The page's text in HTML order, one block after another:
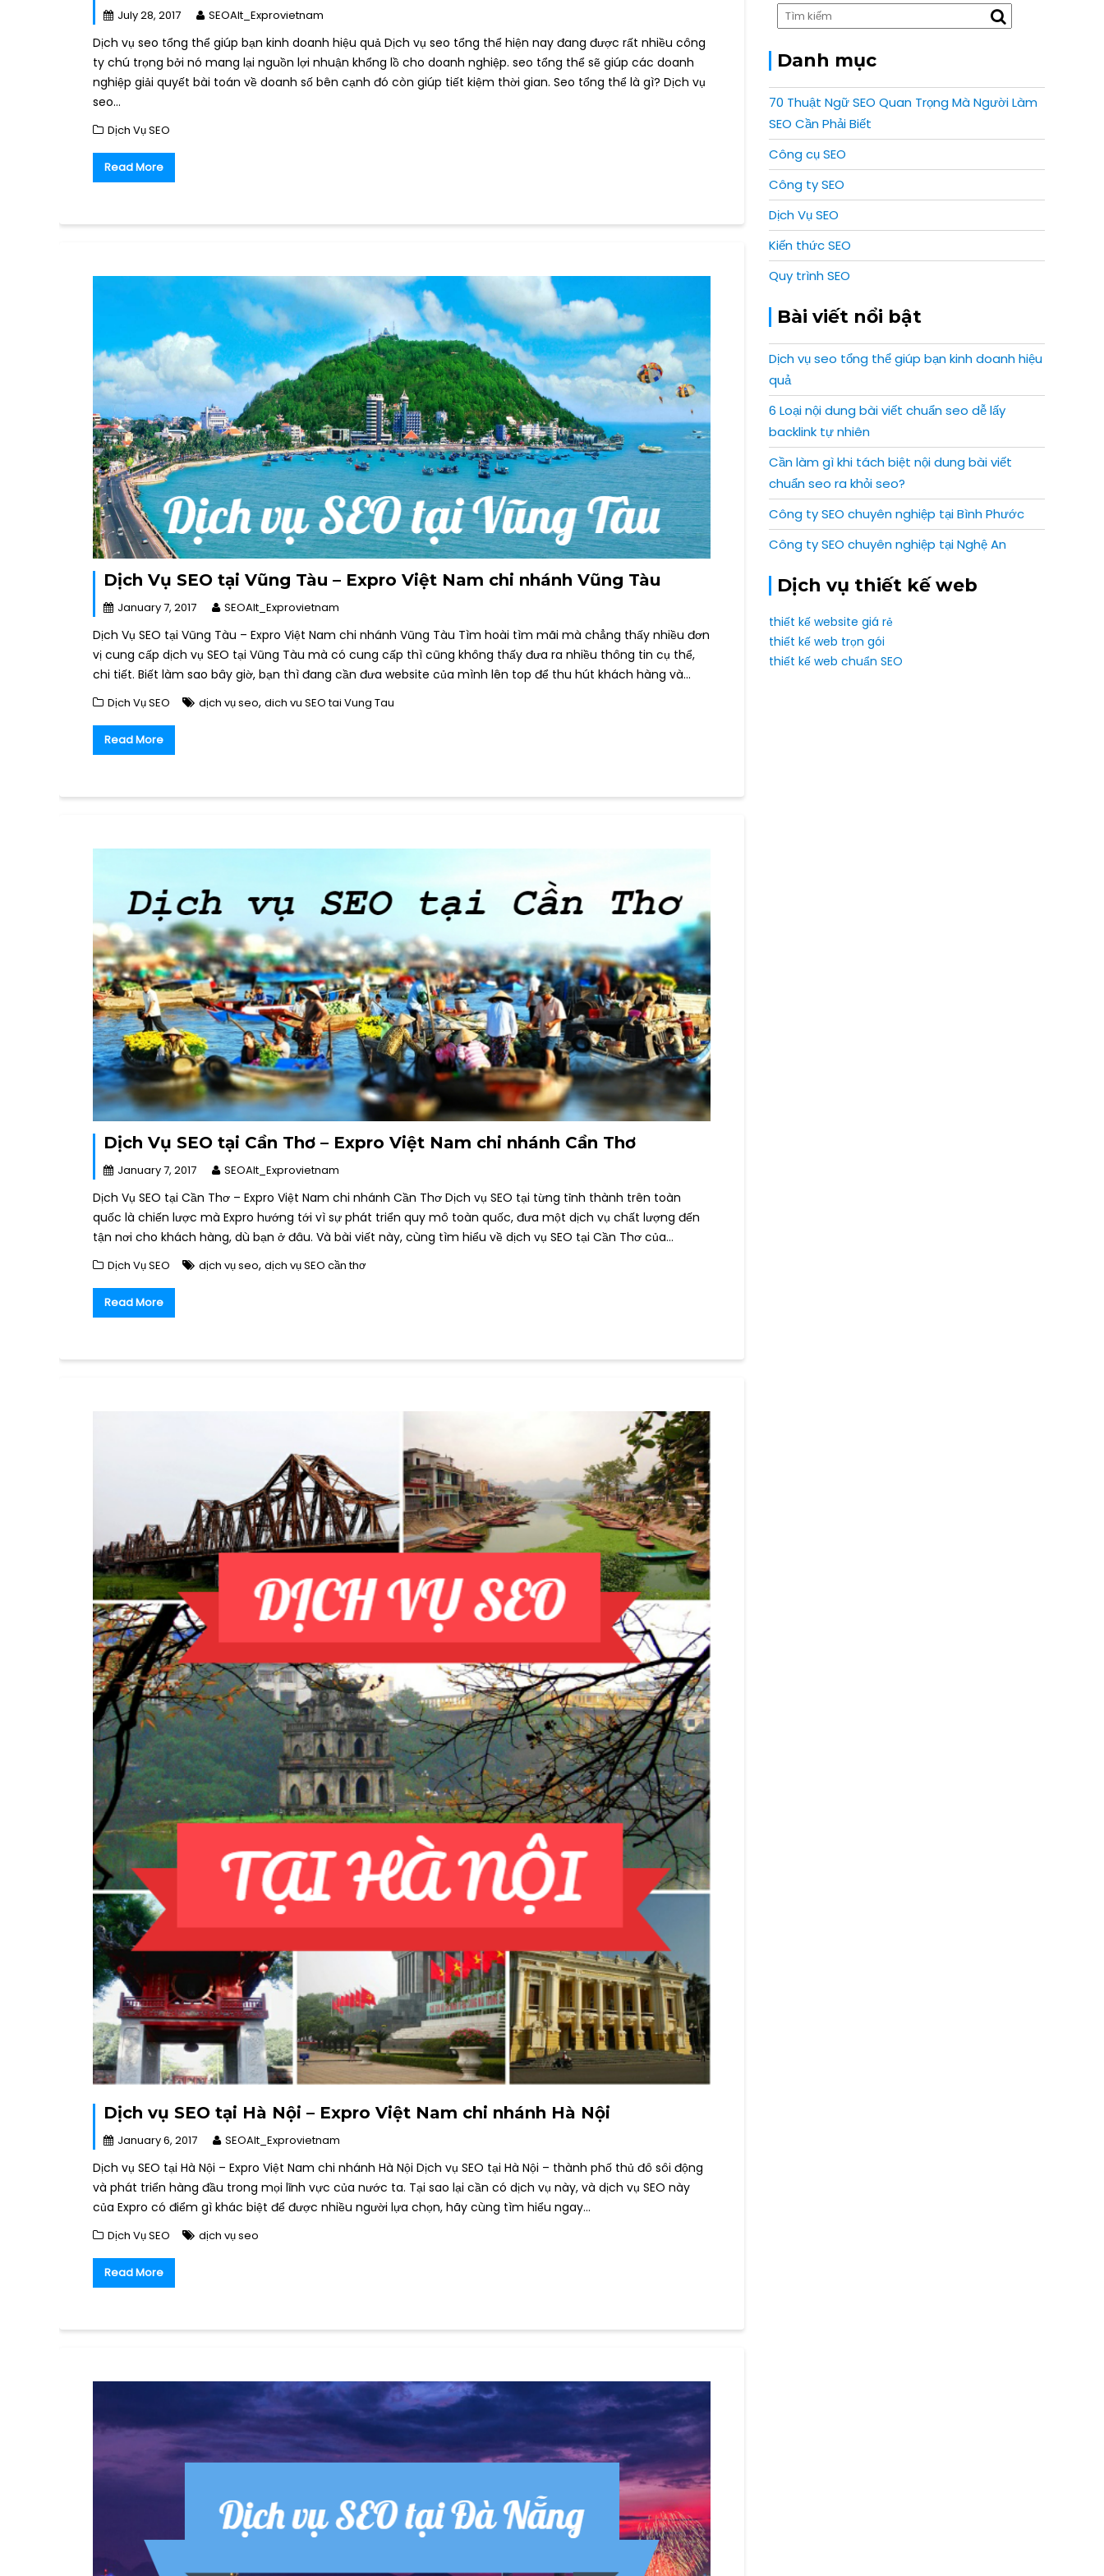
July 28, 2017 SEOAlt_Exprovietnam
Dịch vụ seo tổng thể giúp bạn kinh doanh hiệu quả Dịch vụ seo tổng thể hiện nay đang được rất nhiều công
ty chú trọng bởi nó mang lại nguồn lợi nhuận khổng lồ cho doanh nghiệp. seo tổng thể sẽ giúp các doanh
nghiệp giải quyết bài toán về doanh số bên cạnh đó còn giúp tiết kiệm thời gian. Seo tổng thể là gì? Dịch vụ
seo…
Dịch Vụ SEO
Read More
Dịch Vụ SEO tại Vũng Tàu – Expro Việt Nam chi nhánh Vũng Tàu
January 7, 2017 SEOAlt_Exprovietnam
Dịch Vụ SEO tại Vũng Tàu – Expro Việt Nam chi nhánh Vũng Tàu Tìm hoài tìm mãi mà chẳng thấy nhiều đơn
vị cung cấp dịch vụ SEO tại Vũng Tàu mà có cung cấp thì cũng không thấy đưa ra nhiều thông tin cụ thể,
chi tiết. Biết làm sao bây giờ, bạn thì đang cần đưa website của mình lên top để thu hút khách hàng và…
Dịch Vụ SEO dịch vụ seo, dich vu SEO tai Vung Tau
Read More
Dịch Vụ SEO tại Cần Thơ – Expro Việt Nam chi nhánh Cần Thơ
January 7, 2017 SEOAlt_Exprovietnam
Dịch Vụ SEO tại Cần Thơ – Expro Việt Nam chi nhánh Cần Thơ Dịch vụ SEO tại từng tỉnh thành trên toàn
quốc là chiến lược mà Expro hướng tới vì sự phát triển quy mô toàn quốc, đưa một dịch vụ chất lượng đến
tận nơi cho khách hàng, dù bạn ở đâu. Và bài viết này, cùng tìm hiểu về dịch vụ SEO tại Cần Thơ của…
Dịch Vụ SEO dịch vụ seo, dịch vụ SEO cần thơ
Read More
Dịch vụ SEO tại Hà Nội – Expro Việt Nam chi nhánh Hà Nội
January 6, 2017 SEOAlt_Exprovietnam
Dịch vụ SEO tại Hà Nội – Expro Việt Nam chi nhánh Hà Nội Dịch vụ SEO tại Hà Nội – thành phố thủ đô sôi động
và phát triển hàng đầu trong mọi lĩnh vực của nước ta. Tại sao lại cần có dịch vụ này, và dịch vụ SEO này
của Expro có điểm gì khác biệt để được nhiều người lựa chọn, hãy cùng tìm hiểu ngay…
Dịch Vụ SEO dịch vụ seo
Read More
Danh mục
70 Thuật Ngữ SEO Quan Trọng Mà Người Làm
SEO Cần Phải Biết
Công cụ SEO
Công ty SEO
Dịch Vụ SEO
Kiến thức SEO
Quy trình SEO
Bài viết nổi bật
Dịch vụ seo tổng thể giúp bạn kinh doanh hiệu
quả
6 Loại nội dung bài viết chuẩn seo dễ lấy
backlink tự nhiên
Cần làm gì khi tách biệt nội dung bài viết
chuẩn seo ra khỏi seo?
Công ty SEO chuyên nghiệp tại Bình Phước
Công ty SEO chuyên nghiệp tại Nghệ An
Dịch vụ thiết kế web
thiết kế website giá rẻ
thiết kế web trọn gói
thiết kế web chuẩn SEO